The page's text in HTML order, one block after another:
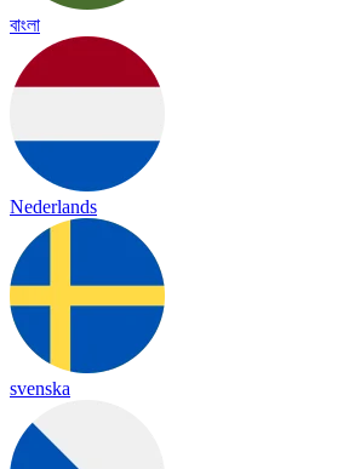
বাংলা
Nederlands
svenska